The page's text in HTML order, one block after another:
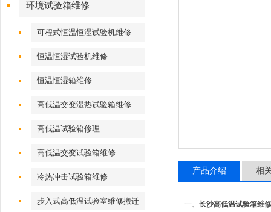
环境试验箱维修
可程式恒温恒湿试验机维修
恒温恒湿试验机维修
恒温恒湿箱维修
高低温交变湿热试验箱维修
高低温试验箱修理
高低温交变试验箱维修
冷热冲击试验箱维修
步入式高低温试验室维修搬迁
产品介绍 相
一、 长沙高低温试验箱维修